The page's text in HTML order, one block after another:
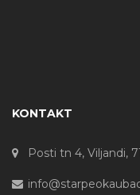
KONTAKT
Posti tn 4, Viljandi,